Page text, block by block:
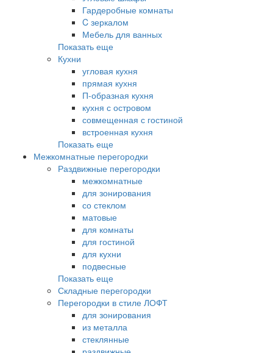
Гардеробные комнаты
C зеркалом
Мебель для ванных
Показать еще
Кухни
угловая кухня
прямая кухня
П-образная кухня
кухня с островом
совмещенная с гостиной
встроенная кухня
Показать еще
Межкомнатные перегородки
Раздвижные перегородки
межкомнатные
для зонирования
со стеклом
матовые
для комнаты
для гостиной
для кухни
подвесные
Показать еще
Складные перегородки
Перегородки в стиле ЛОФТ
для зонирования
из металла
стеклянные